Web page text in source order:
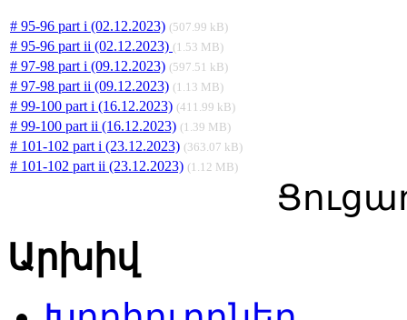
# 95-96 part i (02.12.2023) (507.99 kB)
# 95-96 part ii (02.12.2023) (1.53 MB)
# 97-98 part i (09.12.2023) (597.51 kB)
# 97-98 part ii (09.12.2023) (1.13 MB)
# 99-100 part i (16.12.2023) (411.99 kB)
# 99-100 part ii (16.12.2023) (1.39 MB)
# 101-102 part i (23.12.2023) (363.07 kB)
# 101-102 part ii (23.12.2023) (1.12 MB)
Արխիվ